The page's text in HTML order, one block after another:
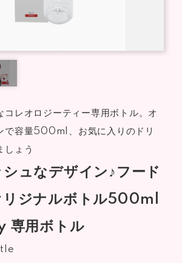
コレオロジーティー専用ボトル。オ
で容量500ml、お気に入りのドリ
しょう
ュなデザイン♪フード
リジナルボトル500ml
用ボトル